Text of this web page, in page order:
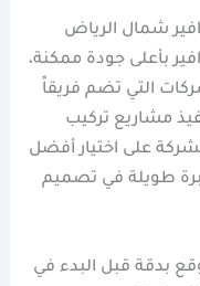
شمال الرياض
بأعلى جودة ممكنة،
التي تضم فريقاً
مشاريع تركيب
على اختيار أفضل
طويلة في تصميم
بدقة قبل البدء في